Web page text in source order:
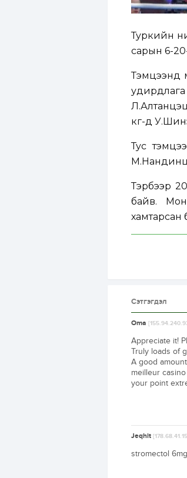
Туркийн
сарын 6-
Тэмцээнд
кг-д
Тус
Тэрбээр
байв.
хамтарсан
Сэтгэгдэл
Oma
Appreciate it!
Truly loads of
A good
meilleur
your point
Jeqhit
stromectol